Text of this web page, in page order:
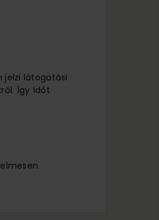
jelzi látogatási
Így ídőt